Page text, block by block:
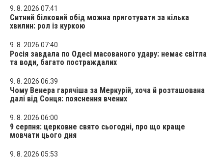
9. 8. 2026 07:41
Ситний білковий обід можна приготувати за кілька
хвилин: рол із куркою
9. 8. 2026 07:40
Росія завдала по Одесі масованого удару: немає світла
та води, багато постраждалих
9. 8. 2026 06:39
Чому Венера гарячіша за Меркурій, хоча й розташована
далі від Сонця: пояснення вчених
9. 8. 2026 06:00
9 серпня: церковне свято сьогодні, про що краще
мовчати цього дня
9. 8. 2026 05:53